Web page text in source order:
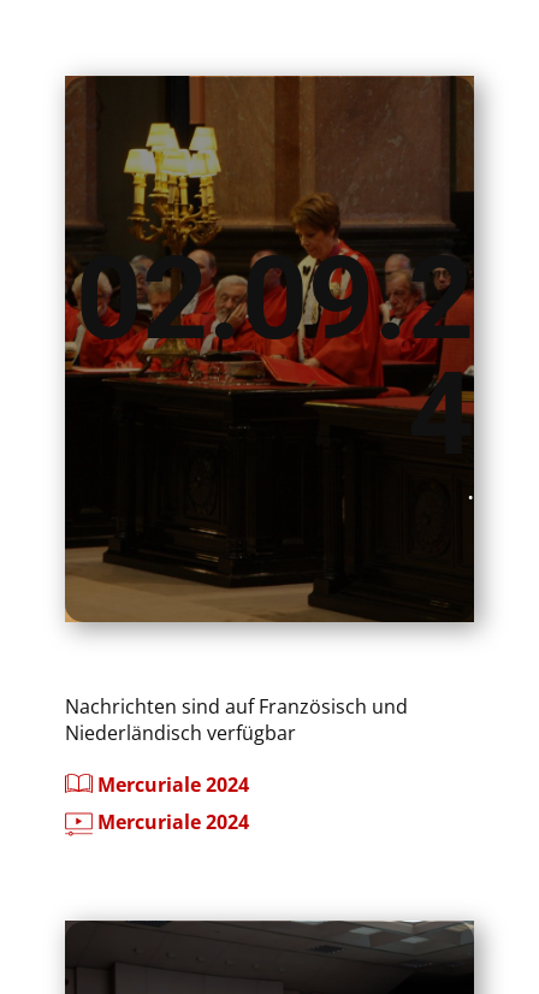
02.09.2
4
.
Nachrichten sind auf Französisch und
Niederländisch verfügbar
Mercuriale 2024
Mercuriale 2024